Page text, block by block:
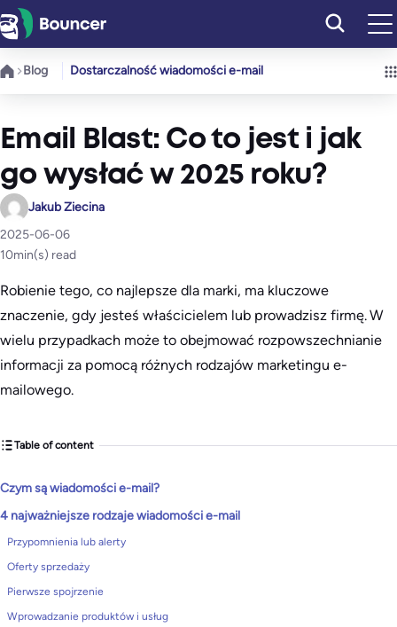
Przejdź
do
treści
Blog Dostarczalność wiadomości e-mail
Email Blast: Co to jest i jak
go wysłać w 2025 roku?
Jakub Ziecina
2025-06-06
10min(s) read
Robienie tego, co najlepsze dla marki, ma kluczowe
znaczenie, gdy jesteś właścicielem lub prowadzisz firmę. W
wielu przypadkach może to obejmować rozpowszechnianie
informacji za pomocą różnych rodzajów marketingu e-
mailowego.
Table of content
Czym są wiadomości e-mail?
4 najważniejsze rodzaje wiadomości e-mail
Przypomnienia lub alerty
Oferty sprzedaży
Pierwsze spojrzenie
Wprowadzanie produktów i usług